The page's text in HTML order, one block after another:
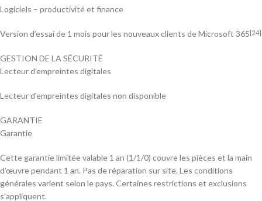
Logiciels – productivité et finance
Version d’essai de 1 mois pour les nouveaux clients de Microsoft 365 [24]
GESTION DE LA SÉCURITÉ
Lecteur d’empreintes digitales
Lecteur d’empreintes digitales non disponible
GARANTIE
Garantie
Cette garantie limitée valable 1 an (1/1/0) couvre les pièces et la main
d’œuvre pendant 1 an. Pas de réparation sur site. Les conditions
générales varient selon le pays. Certaines restrictions et exclusions
s’appliquent.